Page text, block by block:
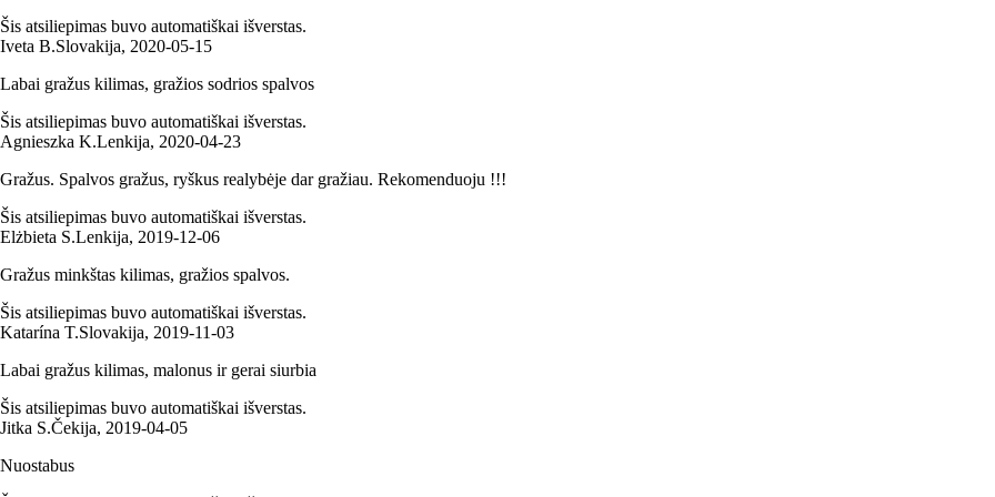
Šis atsiliepimas buvo automatiškai išverstas.
Iveta B.Slovakija, 2020‑05‑15
Labai gražus kilimas, gražios sodrios spalvos
Šis atsiliepimas buvo automatiškai išverstas.
Agnieszka K.Lenkija, 2020‑04‑23
Gražus. Spalvos gražus, ryškus realybėje dar gražiau. Rekomenduoju !!!
Šis atsiliepimas buvo automatiškai išverstas.
Elżbieta S.Lenkija, 2019‑12‑06
Gražus minkštas kilimas, gražios spalvos.
Šis atsiliepimas buvo automatiškai išverstas.
Katarína T.Slovakija, 2019‑11‑03
Labai gražus kilimas, malonus ir gerai siurbia
Šis atsiliepimas buvo automatiškai išverstas.
Jitka S.Čekija, 2019‑04‑05
Nuostabus